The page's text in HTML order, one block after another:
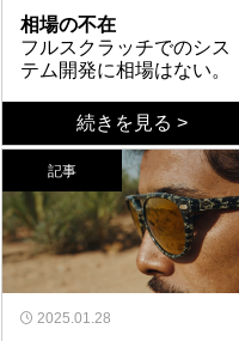
スの橋渡しを支援してい
る。
下し、情報漏洩の危険も
ある。
き、セキュリティも
Microsoft標準に準拠。野
良プログラムの乱立を防
ぎ、システム管理とメン
テナンスも容易になる。
さらに、ユーザー自身が
アプリを修正できるた
め、柔軟性も確保でき
る。
簡単だが、現場には「説
明しにくい」業務も多
い。こうした業務は経験
に依存しがちで、担当者
に頼ることが多い。
Power Appsは、このよう
な曖昧な業務も迅速にア
プリ化し、標準化と効率
化を同時に実現する。
まとめ
Power Appsは、現場主導
でアプリを作成・管理で
きる柔軟性を提供し、野
良プログラムのリスクも
解消する。複雑な開発プ
ロセスを省き、数値化し
にくい業務も効率的にデ
ジタル化することができ
る。
相場の不在
フルスクラッチでのシス
テム開発に相場はない。
流通している商品など数
が多い場合は、競争原理
も働き、金額がある一定
の範囲に収まってくるも
のである。
建築との差異
たとえば、一戸建て建築
であれば、建物の規模と
資材、それに加えて職人
の人工で金額が決まる。
フルスクラッチのシステ
ム開発は、つまり極めて
特殊な特注品を作るよう
なものであるため、シス
テム開発に相場という概
人件費の実態
システム（ソフトウェ
ア）は一戸建てのよう
に、基本的には材料費は
かからない。システム開
発の費用のほとんどは人
工期の変動
建物を建てることと比べ
続きを見る >
記事
2025.01.28